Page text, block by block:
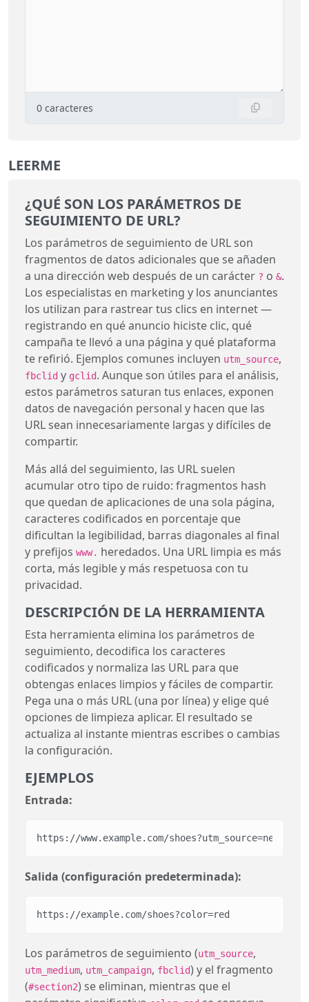
0 caracteres
LEERME
¿QUÉ SON LOS PARÁMETROS DE
SEGUIMIENTO DE URL?
Los parámetros de seguimiento de URL son
fragmentos de datos adicionales que se añaden
a una dirección web después de un carácter ? o &.
Los especialistas en marketing y los anunciantes
los utilizan para rastrear tus clics en internet —
registrando en qué anuncio hiciste clic, qué
campaña te llevó a una página y qué plataforma
te refirió. Ejemplos comunes incluyen utm_source,
fbclid y gclid. Aunque son útiles para el análisis,
estos parámetros saturan tus enlaces, exponen
datos de navegación personal y hacen que las
URL sean innecesariamente largas y difíciles de
compartir.
Más allá del seguimiento, las URL suelen
acumular otro tipo de ruido: fragmentos hash
que quedan de aplicaciones de una sola página,
caracteres codificados en porcentaje que
dificultan la legibilidad, barras diagonales al final
y prefijos www. heredados. Una URL limpia es más
corta, más legible y más respetuosa con tu
privacidad.
DESCRIPCIÓN DE LA HERRAMIENTA
Esta herramienta elimina los parámetros de
seguimiento, decodifica los caracteres
codificados y normaliza las URL para que
obtengas enlaces limpios y fáciles de compartir.
Pega una o más URL (una por línea) y elige qué
opciones de limpieza aplicar. El resultado se
actualiza al instante mientras escribes o cambias
la configuración.
EJEMPLOS
Entrada:
https://www.example.com/
Salida (configuración predeterminada):
https://example.com/shoes?color=red
Los parámetros de seguimiento (utm_source,
utm_medium, utm_campaign, fbclid) y el fragmento
(#section2) se eliminan, mientras que el